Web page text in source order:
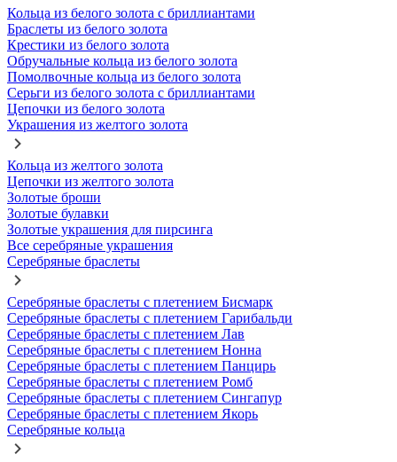
Кольца из белого золота с бриллиантами
Браслеты из белого золота
Крестики из белого золота
Обручальные кольца из белого золота
Помолвочные кольца из белого золота
Серьги из белого золота с бриллиантами
Цепочки из белого золота
Украшения из желтого золота
Кольца из желтого золота
Цепочки из желтого золота
Золотые броши
Золотые булавки
Золотые украшения для пирсинга
Все серебряные украшения
Серебряные браслеты
Серебряные браслеты с плетением Бисмарк
Серебряные браслеты с плетением Гарибальди
Серебряные браслеты с плетением Лав
Серебряные браслеты с плетением Нонна
Серебряные браслеты с плетением Панцирь
Серебряные браслеты с плетением Ромб
Серебряные браслеты с плетением Сингапур
Серебряные браслеты с плетением Якорь
Серебряные кольца